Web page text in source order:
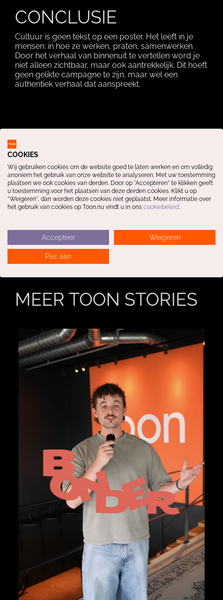
CONCLUSIE
Cultuur is geen tekst op een poster. Het leeft in je
mensen: in hoe ze werken, praten, samenwerken.
Door het verhaal van binnenuit te vertellen word je
niet alleen zichtbaar, maar ook aantrekkelijk. Dit hoeft
geen gelikte campagne te zijn, maar wel een
authentiek verhaal dat aanspreekt.
KLAAR VOOR ECHTE
IMPACT?
Wij maken jouw werkgeversmerk betekenisvol.
Neem contact op voor inspiratie of een vrijblijvend
gesprek.
NEEM CONTACT OP
MEER TOON STORIES
COOKIES
Wij gebruiken cookies om de website goed te laten werken en om volledig
anoniem het gebruik van onze website te analyseren. Met uw toestemming
plaatsen we ook cookies van derden. Door op "Accepteren" te klikken geeft
u toestemming voor het plaatsen van deze derden cookies. Klikt u op
"Weigeren", dan worden deze cookies niet geplaatst. Meer informatie over
het gebruik van cookies op Toon.nu vindt u in ons cookiebeleid
Accepteer Weigeren
Pas aan